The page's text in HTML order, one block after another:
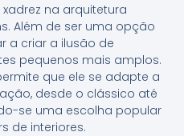
na arquitetura
Além de ser uma opção
a criar a ilusão de
pequenos mais amplos.
que ele se adapte a
desde o clássico até
se uma escolha popular
de interiores.